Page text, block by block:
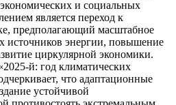
и социальных
является переход к
предполагающий масштабное
источников энергии, повышение
циркулярной экономики.
й: год климатических
что адаптационные
устойчивой